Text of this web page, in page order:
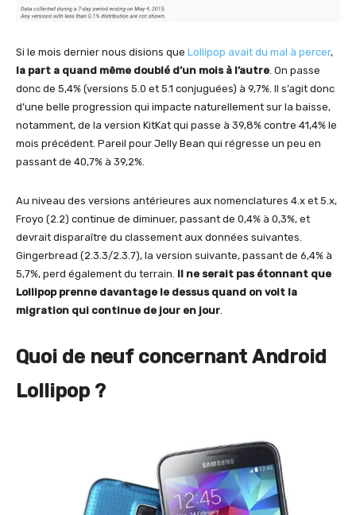
Si le mois dernier nous disions que Lollipop avait du mal à percer,
la part a quand même doublé d’un mois à l’autre. On passe
donc de 5,4% (versions 5.0 et 5.1 conjuguées) à 9,7%. Il s’agit donc
d’une belle progression qui impacte naturellement sur la baisse,
notamment, de la version KitKat qui passe à 39,8% contre 41,4% le
mois précédent. Pareil pour Jelly Bean qui régresse un peu en
passant de 40,7% à 39,2%.
Au niveau des versions antérieures aux nomenclatures 4.x et 5.x,
Froyo (2.2) continue de diminuer, passant de 0,4% à 0,3%, et
devrait disparaître du classement aux données suivantes.
Gingerbread (2.3.3/2.3.7), la version suivante, passant de 6,4% à
5,7%, perd également du terrain. Il ne serait pas étonnant que
Lollipop prenne davantage le dessus quand on voit la
migration qui continue de jour en jour.
Quoi de neuf concernant Android
Lollipop ?